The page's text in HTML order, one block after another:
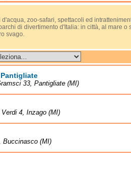
d'acqua, zoo-safari, spettacoli ed
di divertimento d'Italia: in città, al mare o
svago.
33, Pantigliate (MI)
4, Inzago (MI)
Buccinasco (MI)